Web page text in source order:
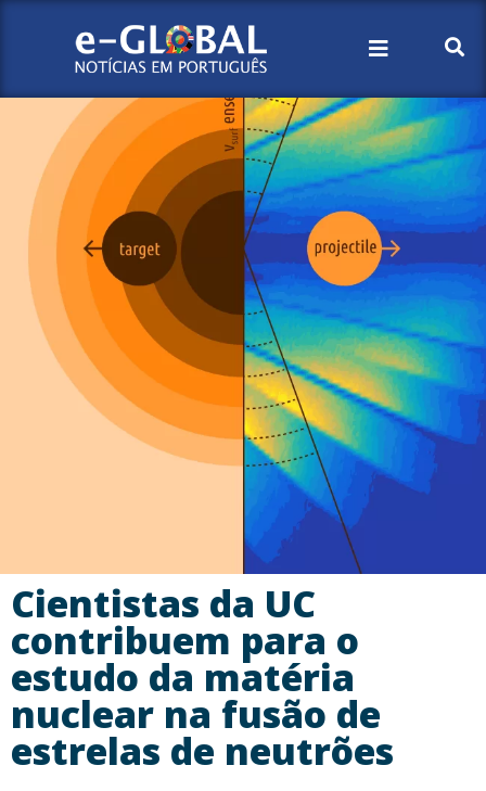
Cientistas da UC
contribuem para o
estudo da matéria
nuclear na fusão de
estrelas de neutrões